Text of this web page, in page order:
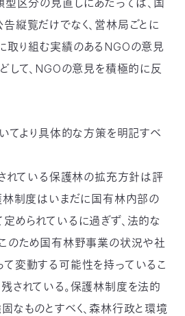
型区分の見直しにあたっては、国
縦覧だけでなく、営林局ごとに
取り組む実績のあるNGOの意見
して、NGOの意見を積極的に反
てより具体的な方策を明記すべ
れている保護林の拡充方針は評
林制度はいまだに国有林内部の
められているに過ぎず、法的な
のため国有林野事業の状況や社
変動する可能性を持っているこ
されている。保護林制度を法的
なものとすべく、森林行政と環境